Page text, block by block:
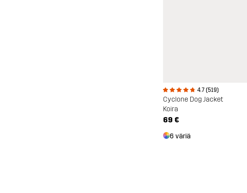
4.7 (519)
Cyclone Dog Jacket
Koira
69 €
6 väriä